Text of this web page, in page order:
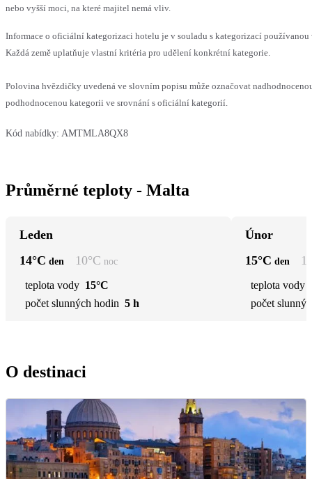
nebo vyšší moci, na které majitel nemá vliv.
Informace o oficiální kategorizaci hotelu je v souladu s kategorizací používanou
Každá země uplatňuje vlastní kritéria pro udělení konkrétní kategorie.
Polovina hvězdičky uvedená ve slovním popisu může označovat
podhodnocenou kategorii ve srovnání s oficiální kategorií.
Kód nabídky: AMTMLA8QX8
Průměrné teploty - Malta
Leden
14°C den 10°C noc
teplota vody 15°C
počet slunných hodin 5 h
Únor
15°C den
teplota vody
počet
O destinaci